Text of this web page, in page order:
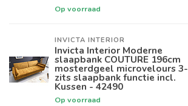
Op voorraad
INVICTA INTERIOR
Invicta Interior Moderne
slaapbank COUTURE 196cm
mosterdgeel microvelours 3-
zits slaapbank functie incl.
Kussen - 42490
Op voorraad